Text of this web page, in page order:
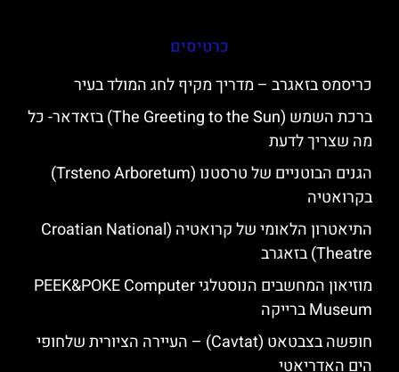
כרטיסים
כריסמס בזאגרב – מדריך מקיף לחג המולד בעיר
ברכת השמש (The Greeting to the Sun) בזאדאר- כל
מה שצריך לדעת
הגנים הבוטניים של טרסטנו (Trsteno Arboretum)
בקרואטיה
התיאטרון הלאומי של קרואטיה (Croatian National
Theatre) בזאגרב
מוזיאון המחשבים הנוסטלגי PEEK&POKE Computer
Museum ברייקה
חופשה בצבטאט (Cavtat) – העיירה הציורית שלחופי
הים האדריאטי